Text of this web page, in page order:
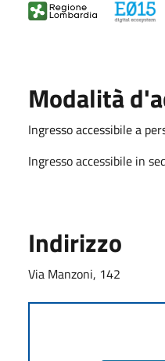
Modalità
Ingresso accessibile a
Ingresso accessibile in
Indirizzo
Via Manzoni, 142